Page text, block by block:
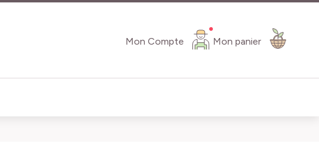
Mon Compte Mon panier